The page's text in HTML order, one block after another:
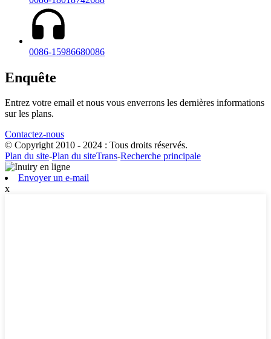
0086-15986680086
Enquête
Entrez votre email et nous vous enverrons les dernières informations
sur les plans.
Contactez-nous
© Copyright 2010 - 2024 : Tous droits réservés.
Plan du site-Plan du siteTrans-Recherche principale
Envoyer un e-mail
x